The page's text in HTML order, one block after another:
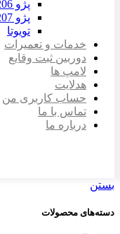
پژو 206
پژو 207
تویوتا
خدمات و تعمیرات
دوربین ثبت وقایع
لامپ ها
هدلایت
حساب کاربری من
تماس با ما
درباره ما
بستن
دسته‌های محصولات